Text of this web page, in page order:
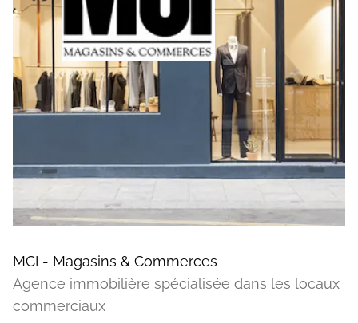
MCI - Magasins & Commerces
Agence immobilière spécialisée dans les locaux
commerciaux